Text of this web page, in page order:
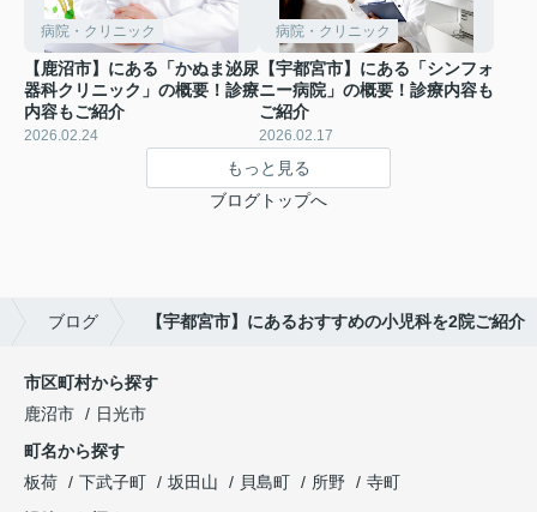
病院・クリニック
【鹿沼市】にある「かぬま泌尿
器科クリニック」の概要！診療
内容もご紹介
2026.02.24
病院・クリニック
【宇都宮市】にある「シンフォ
ニー病院」の概要！診療内容も
ご紹介
2026.02.17
もっと見る
ブログトップへ
ブログ 【宇都宮市】にあるおすすめの小児科を2院ご紹介
市区町村から探す
鹿沼市
日光市
町名から探す
板荷
下武子町 坂田山 貝島町 所野
寺町